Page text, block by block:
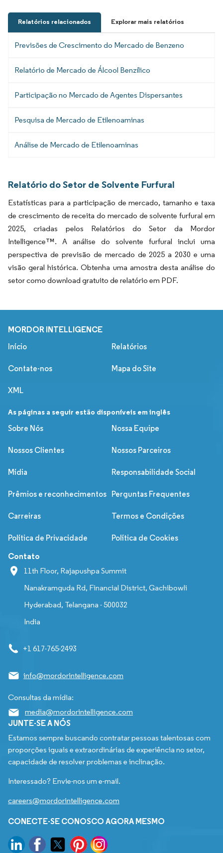
Relatórios relacionados Explorar mais relatórios
Previsões de Crescimento do Mercado de Benzeno
Relatório de Mercado de Álcool Benzílico
Participação no Mercado de Agentes Dispersantes
Pesquisa de Mercado de Etilenoaminas
Análise de Mercado de Etilenoaminas
Relatório do Setor de Solvente Furfural
Estatísticas para a participação de mercado, tamanho e taxa
de crescimento de receita do mercado de solvente furfural em
2025, criadas pelos Relatórios do Setor da Mordor
Intelligence™. A análise do solvente furfural inclui uma
perspectiva de previsão de mercado de 2025 a 2030 e uma
visão geral histórica. Obtenha uma amostra desta análise do
setor como download gratuito de relatório em PDF.
MORDOR INTELLIGENCE
Início Relatórios
Contate-nos Mapa do Site
XML
As páginas a seguir estão disponíveis em inglês
Sobre Nós
Nossa Equipe
Nossos Clientes Nossos Parceiros
Mídia Responsabilidade Social
Prêmios e reconhecimentos Perguntas Frequentes
Carreiras Termos e Condições
Política de Privacidade Política de Cookies
Contato
11th Floor, Rajapushpa Summit
Nanakramguda Rd, Financial District, Gachibowli
Hyderabad, Telangana - 500032
India
+1 617-765-2493
info@mordorintelligence.com
Consultas da mídia:
media@mordorintelligence.com
JUNTE-SE A NÓS
Estamos sempre buscando contratar pessoas talentosas com
proporções iguais e extraordinárias de experiência no setor,
capacidade de resolver problemas e inclinação.
Interessado? Envie-nos um e-mail.
careers@mordorintelligence.com
CONECTE-SE CONOSCO AGORA MESMO